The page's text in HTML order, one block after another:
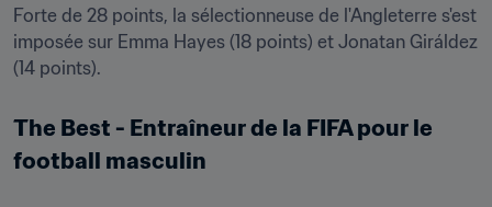
Forte de 28 points, la sélectionneuse de l'Angleterre s'est
imposée sur Emma Hayes (18 points) et Jonatan Giráldez
(14 points).
The Best - Entraîneur de la FIFA pour le
football masculin